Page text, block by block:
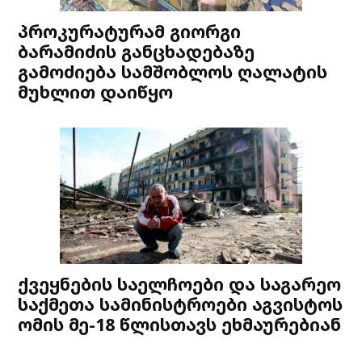
პროკურატურამ გიორგი
ბარამიძის განცხადებაზე
გამოძიება სამშობლოს ღალატის
მუხლით დაიწყო
ქვეყნების საელჩოები და საგარეო
საქმეთა სამინისტროები აგვისტოს
ომის მე-18 წლისთავს ეხმაურებიან